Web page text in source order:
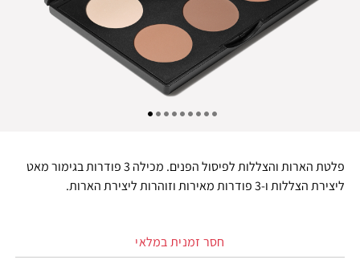
פלטת הארות והצללות לפיסול הפנים. מכילה 3 פודרות בגימור מאט
ליצירת הצללות ו-3 פודרות מאירות וזוהרות ליצירת הארות.
חסר זמנית במלאי